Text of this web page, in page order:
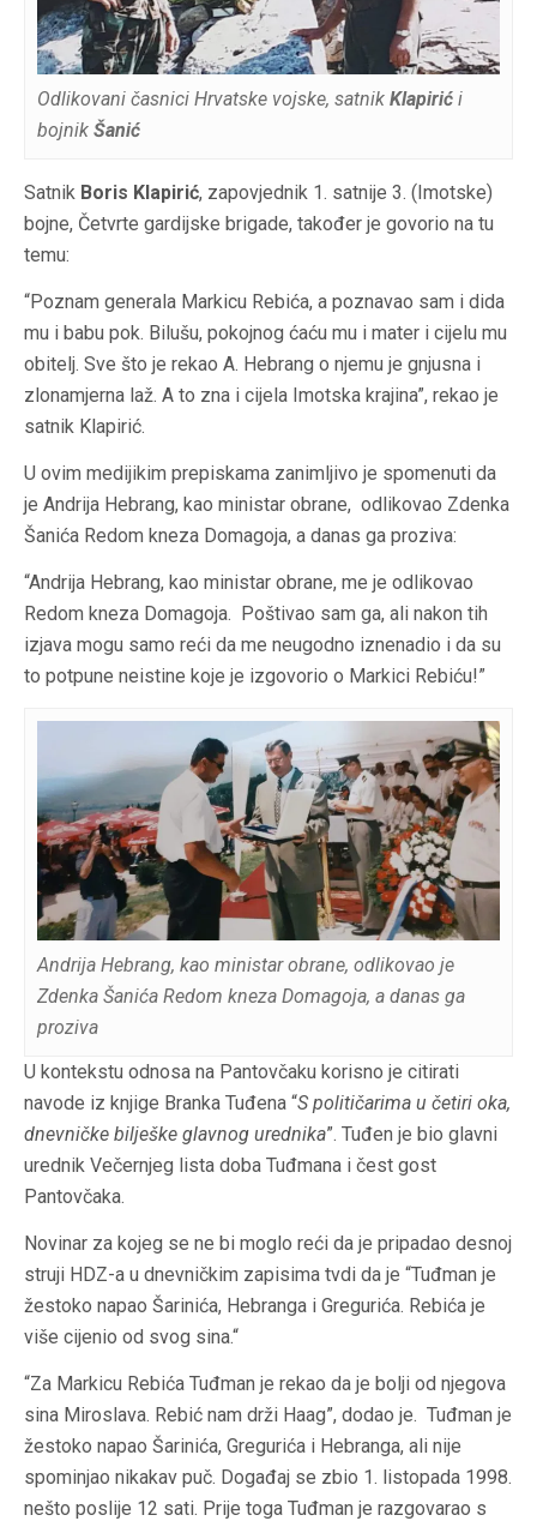
Odlikovani časnici Hrvatske vojske, satnik Klapirić i
bojnik Šanić
Satnik Boris Klapirić, zapovjednik 1. satnije 3. (Imotske)
bojne, Četvrte gardijske brigade, također je govorio na tu
temu:
“Poznam generala Markicu Rebića, a poznavao sam i dida
mu i babu pok. Bilušu, pokojnog ćaću mu i mater i cijelu mu
obitelj. Sve što je rekao A. Hebrang o njemu je gnjusna i
zlonamjerna laž. A to zna i cijela Imotska krajina”, rekao je
satnik Klapirić.
U ovim medijikim prepiskama zanimljivo je spomenuti da
je Andrija Hebrang, kao ministar obrane, odlikovao Zdenka
Šanića Redom kneza Domagoja, a danas ga proziva:
“Andrija Hebrang, kao ministar obrane, me je odlikovao
Redom kneza Domagoja. Poštivao sam ga, ali nakon tih
izjava mogu samo reći da me neugodno iznenadio i da su
to potpune neistine koje je izgovorio o Markici Rebiću!”
Andrija Hebrang, kao ministar obrane, odlikovao je
Zdenka Šanića Redom kneza Domagoja, a danas ga
proziva
U kontekstu odnosa na Pantovčaku korisno je citirati
navode iz knjige Branka Tuđena “S političarima u četiri oka,
dnevničke bilješke glavnog urednika”. Tuđen je bio glavni
urednik Večernjeg lista doba Tuđmana i čest gost
Pantovčaka.
Novinar za kojeg se ne bi moglo reći da je pripadao desnoj
struji HDZ-a u dnevničkim zapisima tvdi da je “Tuđman je
žestoko napao Šarinića, Hebranga i Gregurića. Rebića je
više cijenio od svog sina.“
“Za Markicu Rebića Tuđman je rekao da je bolji od njegova
sina Miroslava. Rebić nam drži Haag”, dodao je. Tuđman je
žestoko napao Šarinića, Gregurića i Hebranga, ali nije
spominjao nikakav puč. Događaj se zbio 1. listopada 1998.
nešto poslije 12 sati. Prije toga Tuđman je razgovarao s